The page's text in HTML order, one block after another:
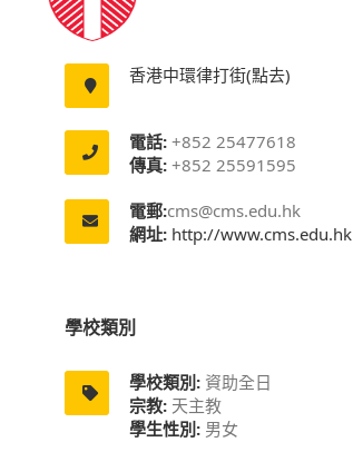
香港中環律打街(點去)
電話:+852 25477618
傳真:+852 25591595
電郵:cms@cms.edu.hk
網址:http://www.cms.edu.hk
學校類別
學校類別:資助全日
宗教:天主教
學生性別:男女